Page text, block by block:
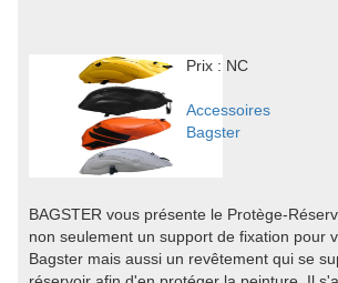
Prix : NC
Accessoires
Bagster
BAGSTER vous présente le Protège-
non seulement un support de fixation pour
Bagster mais aussi un revêtement qui se